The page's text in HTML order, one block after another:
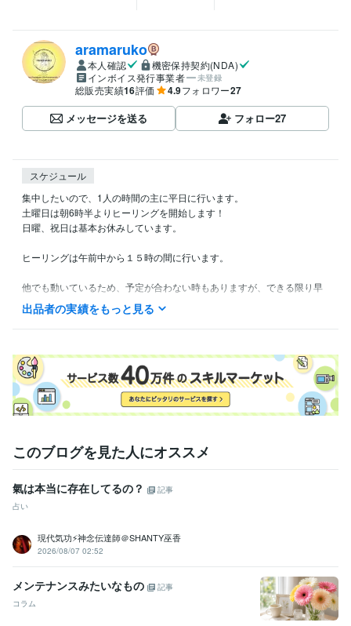
aramaruko
本人確認
機密保持契約(NDA)
インボイス発行事業者
未登録
総販売実績16評価 4.9フォロワー27
メッセージを送る フォロー27
スケジュール
集中したいので、1人の時間の主に平日に行います。
土曜日は朝6時半よりヒーリングを開始します！
日曜、祝日は基本お休みしています。
ヒーリングは午前中から１５時の間に行います。
他でも動いているため、予定が合わない時もありますが、できる限り早
めに動けるようにいたします。
基本のやり取りはこちらのお取引からお願い致します。
出品者の実績をもっと見る
このブログを見た人にオススメ
氣は本当に存在してるの？
記事
占い
現代気功⚡神念伝達師＠SHANTY巫香
2026/08/07 02:52
メンテナンスみたいなもの
記事
コラム